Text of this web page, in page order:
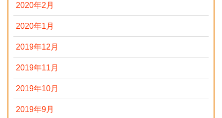
2020年2月
2020年1月
2019年12月
2019年11月
2019年10月
2019年9月